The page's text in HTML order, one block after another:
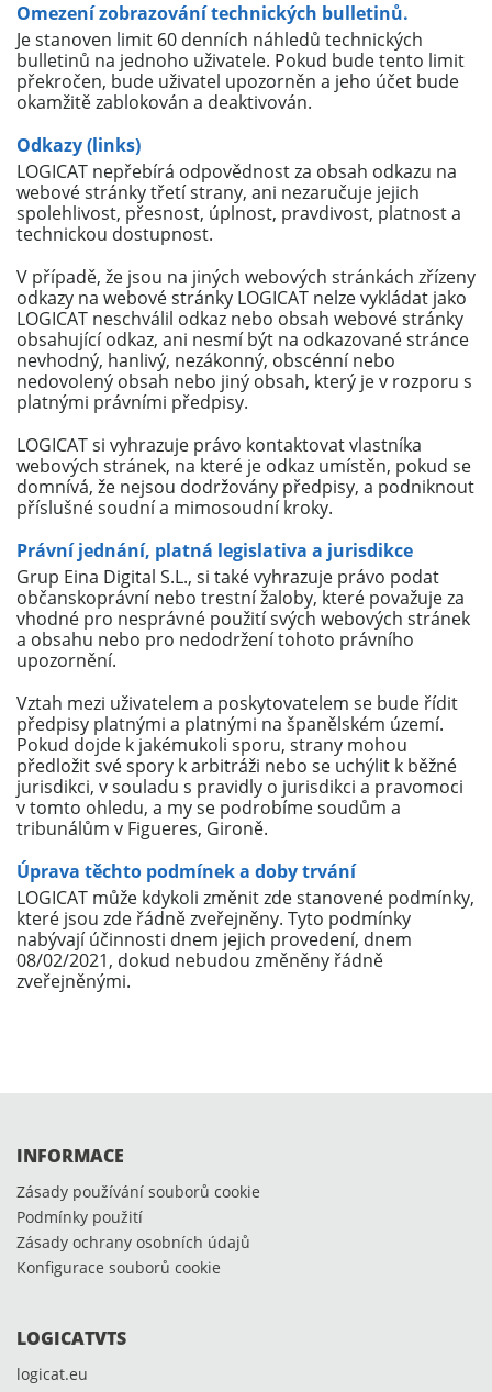
Omezení zobrazování technických bulletinů.
Je stanoven limit 60 denních náhledů technických
bulletinů na jednoho uživatele. Pokud bude tento limit
překročen, bude uživatel upozorněn a jeho účet bude
okamžitě zablokován a deaktivován.
Odkazy (links)
LOGICAT nepřebírá odpovědnost za obsah odkazu na
webové stránky třetí strany, ani nezaručuje jejich
spolehlivost, přesnost, úplnost, pravdivost, platnost a
technickou dostupnost.
V případě, že jsou na jiných webových stránkách zřízeny
odkazy na webové stránky LOGICAT nelze vykládat jako
LOGICAT neschválil odkaz nebo obsah webové stránky
obsahující odkaz, ani nesmí být na odkazované stránce
nevhodný, hanlivý, nezákonný, obscénní nebo
nedovolený obsah nebo jiný obsah, který je v rozporu s
platnými právními předpisy.
LOGICAT si vyhrazuje právo kontaktovat vlastníka
webových stránek, na které je odkaz umístěn, pokud se
domnívá, že nejsou dodržovány předpisy, a podniknout
příslušné soudní a mimosoudní kroky.
Právní jednání, platná legislativa a jurisdikce
Grup Eina Digital S.L., si také vyhrazuje právo podat
občanskoprávní nebo trestní žaloby, které považuje za
vhodné pro nesprávné použití svých webových stránek
a obsahu nebo pro nedodržení tohoto právního
upozornění.
Vztah mezi uživatelem a poskytovatelem se bude řídit
předpisy platnými a platnými na španělském území.
Pokud dojde k jakémukoli sporu, strany mohou
předložit své spory k arbitráži nebo se uchýlit k běžné
jurisdikci, v souladu s pravidly o jurisdikci a pravomoci
v tomto ohledu, a my se podrobíme soudům a
tribunálům v Figueres, Gironě.
Úprava těchto podmínek a doby trvání
LOGICAT může kdykoli změnit zde stanovené podmínky,
které jsou zde řádně zveřejněny. Tyto podmínky
nabývají účinnosti dnem jejich provedení, dnem
08/02/2021, dokud nebudou změněny řádně
zveřejněnými.
INFORMACE
Zásady používání souborů cookie
Podmínky použití
Zásady ochrany osobních údajů
Konfigurace souborů cookie
LOGICATVTS
logicat.eu